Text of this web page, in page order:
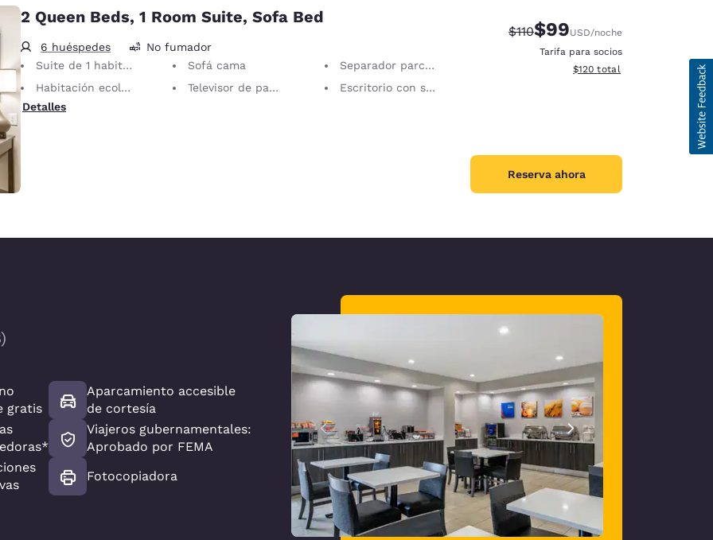
2 Queen Beds, 1 Room Suite, Sofa Bed
6 huéspedes
No fumador
Suite de 1 habitación
Sofá cama
Separador parcial de habitaciones
Habitación ecológica
Televisor de pantalla plana
Escritorio con silla ergonómica
Detalles
Tarifa tachada:
$110Tarifa reducida:
$99USD/noche
Tarifa para socios
Ver detalles totales
$120 total
Reserva ahora
)
gratis
Aparcamiento accesible
de cortesía
Viajeros gubernamentales:
Aprobado por FEMA
Fotocopiadora